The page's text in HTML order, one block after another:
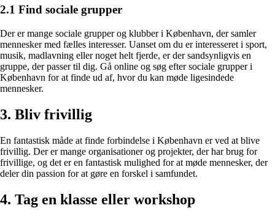
2.1 Find sociale grupper
Der er mange sociale grupper og klubber i København, der samler
mennesker med fælles interesser. Uanset om du er interesseret i sport,
musik, madlavning eller noget helt fjerde, er der sandsynligvis en
gruppe, der passer til dig. Gå online og søg efter sociale grupper i
København for at finde ud af, hvor du kan møde ligesindede
mennesker.
3. Bliv frivillig
En fantastisk måde at finde forbindelse i København er ved at blive
frivillig. Der er mange organisationer og projekter, der har brug for
frivillige, og det er en fantastisk mulighed for at møde mennesker, der
deler din passion for at gøre en forskel i samfundet.
4. Tag en klasse eller workshop